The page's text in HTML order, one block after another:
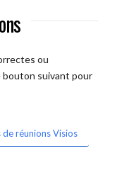
ou
suivant pour
réunions Visios